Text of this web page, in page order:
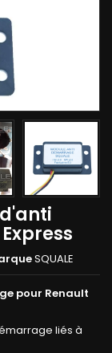
SQUALE
pour Renault
liés à